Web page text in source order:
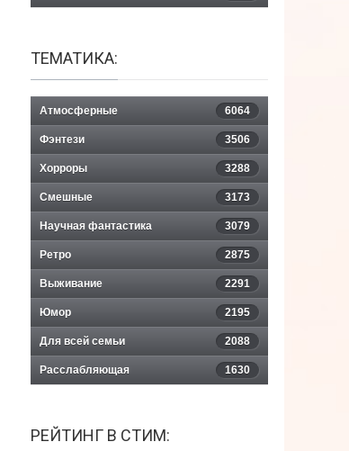
ТЕМАТИКА:
Атмосферные 6064
Фэнтези 3506
Хорроры 3288
Смешные 3173
Научная фантастика 3079
Ретро 2875
Выживание 2291
Юмор 2195
Для всей семьи 2088
Расслабляющая 1630
РЕЙТИНГ В СТИМ: